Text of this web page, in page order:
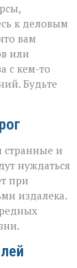
к деловым
вам
или
с кем-то
Будьте
странные и
нуждаться
при
издалека.